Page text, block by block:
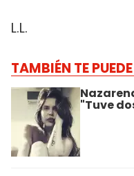
L.L.
TAMBIÉN TE
"Tuve